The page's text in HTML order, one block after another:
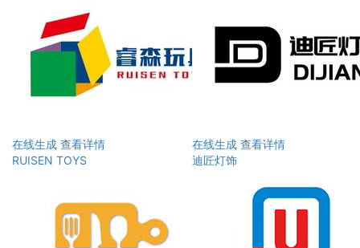
在线生成 查看详情
RUISEN TOYS
在线生成 查看详情
迪匠灯饰